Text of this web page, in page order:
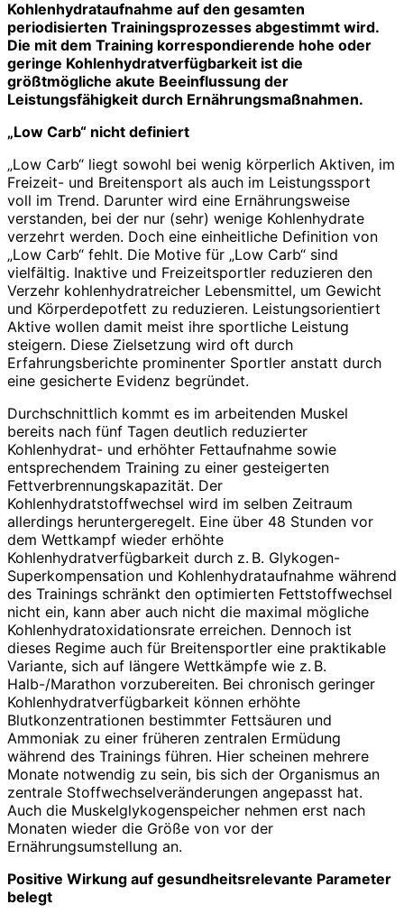
Kohlenhydrataufnahme auf den gesamten
periodisierten Trainingsprozesses abgestimmt wird.
Die mit dem Training korrespondierende hohe oder
geringe Kohlenhydratverfügbarkeit ist die
größtmögliche akute Beeinflussung der
Leistungsfähigkeit durch Ernährungsmaßnahmen.
„Low Carb“ nicht definiert
„Low Carb“ liegt sowohl bei wenig körperlich Aktiven, im
Freizeit- und Breitensport als auch im Leistungssport
voll im Trend. Darunter wird eine Ernährungsweise
verstanden, bei der nur (sehr) wenige Kohlenhydrate
verzehrt werden. Doch eine einheitliche Definition von
„Low Carb“ fehlt. Die Motive für „Low Carb“ sind
vielfältig. Inaktive und Freizeitsportler reduzieren den
Verzehr kohlenhydratreicher Lebensmittel, um Gewicht
und Körperdepotfett zu reduzieren. Leistungsorientiert
Aktive wollen damit meist ihre sportliche Leistung
steigern. Diese Zielsetzung wird oft durch
Erfahrungsberichte prominenter Sportler anstatt durch
eine gesicherte Evidenz begründet.
Durchschnittlich kommt es im arbeitenden Muskel
bereits nach fünf Tagen deutlich reduzierter
Kohlenhydrat- und erhöhter Fettaufnahme sowie
entsprechendem Training zu einer gesteigerten
Fettverbrennungskapazität. Der
Kohlenhydratstoffwechsel wird im selben Zeitraum
allerdings heruntergeregelt. Eine über 48 Stunden vor
dem Wettkampf wieder erhöhte
Kohlenhydratverfügbarkeit durch z. B. Glykogen-
Superkompensation und Kohlenhy­drataufnahme während
des Trainings schränkt den optimierten Fettstoffwechsel
nicht ein, kann aber auch nicht die maximal mögliche
Kohlenhydratoxidationsrate erreichen. Dennoch ist
dieses Regime auch für Breitensportler eine praktikable
Variante, sich auf längere Wettkämpfe wie z. B.
Halb-/Marathon vorzubereiten. Bei chronisch geringer
Kohlenhydratverfügbarkeit können erhöhte
Blutkonzentrationen bestimmter Fettsäuren und
Ammoniak zu einer früheren zentralen Ermüdung
während des Trainings führen. Hier scheinen mehrere
Monate notwendig zu sein, bis sich der Organismus an
zentrale Stoffwechselveränderungen angepasst hat.
Auch die Muskelglykogenspeicher nehmen erst nach
Monaten wieder die Größe von vor der
Ernährungsumstellung an.
Positive Wirkung auf gesundheitsrelevante Parameter
belegt